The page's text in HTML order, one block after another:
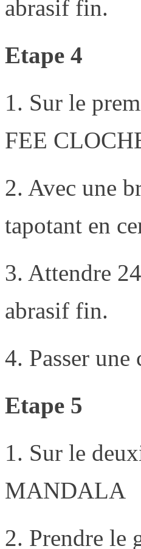
abrasif fin.
Etape 4
1. Sur le
FEE
2. Avec une
tapotant en
3. Attendre
abrasif fin.
4. Passer
Etape 5
1. Sur le
MANDALA
2. Prendre le